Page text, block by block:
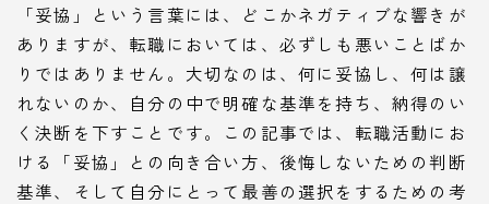
「妥協」という言葉には、どこかネガティブな響きが
ありますが、転職においては、必ずしも悪いことばか
りではありません。大切なのは、何に妥協し、何は譲
れないのか、自分の中で明確な基準を持ち、納得のい
く決断を下すことです。この記事では、転職活動にお
ける「妥協」との向き合い方、後悔しないための判断
基準、そして自分にとって最善の選択をするための考